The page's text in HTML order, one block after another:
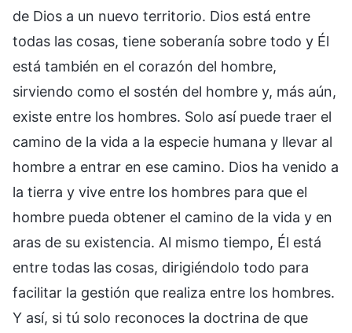
de Dios a un nuevo territorio. Dios está entre
todas las cosas, tiene soberanía sobre todo y Él
está también en el corazón del hombre,
sirviendo como el sostén del hombre y, más aún,
existe entre los hombres. Solo así puede traer el
camino de la vida a la especie humana y llevar al
hombre a entrar en ese camino. Dios ha venido a
la tierra y vive entre los hombres para que el
hombre pueda obtener el camino de la vida y en
aras de su existencia. Al mismo tiempo, Él está
entre todas las cosas, dirigiéndolo todo para
facilitar la gestión que realiza entre los hombres.
Y así, si tú solo reconoces la doctrina de que